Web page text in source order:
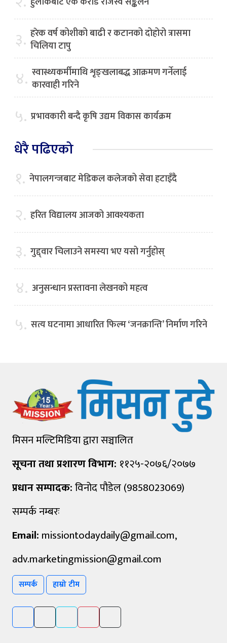
३. हरेक वर्ष कोशीको बाढी र कटानको दोहोरो त्रासमा
चिलिया टापु
४. स्वास्थ्यकर्मीमाथि शृङ्खलाबद्ध आक्रमण गर्नेलाई
कारवाही गरिने
५. प्रभावकारी बन्दै कृषि उद्यम विकास कार्यक्रम
धेरै पढिएको
१. नेपालगन्जबाट मेडिकल कलेजको सेवा हटाइँदै
२. हरित विद्यालय आजको आवश्यकता
३. गुद्द्वार चिलाउने समस्या भए यसो गर्नुहोस्
४. अनुसन्धान प्रस्तावना लेखनको महत्व
५. सत्य घटनामा आधारित फिल्म ‘जनक्रान्ति’ निर्माण गरिने
मिसन मल्टिमिडिया द्वारा सञ्चालित
सूचना तथा प्रशारण विभाग: ११२५-२०७६/२०७७
प्रधान सम्पादक:विनोद पौडेल (9858023069)
सम्पर्क नम्बरः
Email: missiontodaydaily@gmail.com,
adv.marketingmission@gmail.com
सम्पर्क हाम्रो टीम